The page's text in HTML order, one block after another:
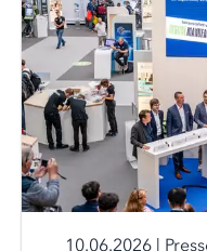
10.06.2026 |